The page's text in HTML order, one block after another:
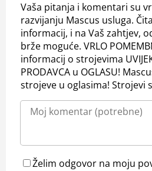
Vaša pitanja i komentari su
razvijanju Mascus usluga.
informacij, i na Vaš zahtjev,
brže moguće. VRLO
informacij o strojevima
PRODAVCA u OGLASU!
strojeve u oglasima! Strojevi
Želim odgovor na moju